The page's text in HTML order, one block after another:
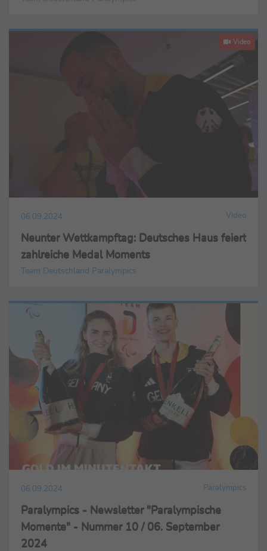
Video
06.09.2024 Video
Neunter Wettkampftag: Deutsches Haus feiert
zahlreiche Medal Moments
Team Deutschland Paralympics
06.09.2024 Paralympics
Paralympics - Newsletter "Paralympische
Momente" - Nummer 10 / 06. September
2024